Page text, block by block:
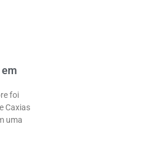
foi
Caxias
uma